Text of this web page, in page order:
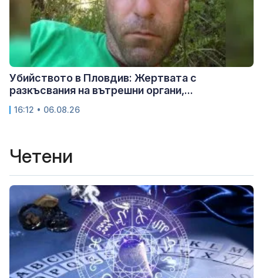
Убийството в Пловдив: Жертвата с
разкъсвания на вътрешни органи,...
16:12 • 06.08.26
Четени